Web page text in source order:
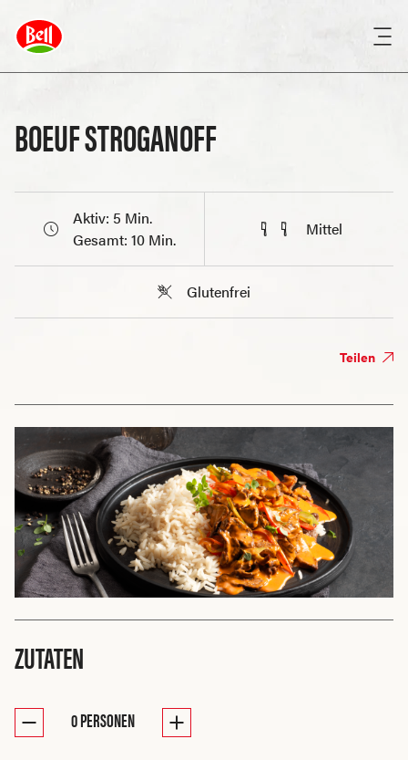
BOEUF STROGANOFF
Aktiv: 5 Min.
Gesamt: 10 Min.
Mittel
Glutenfrei
Teilen
ZUTATEN
0PERSONEN